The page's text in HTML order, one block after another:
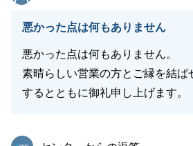
閉じる
悪かった点は何もありません
悪かった点は何もありません。
素晴らしい営業の方とご縁を結ば
するとともに御礼申し上げます。
東急リバブル